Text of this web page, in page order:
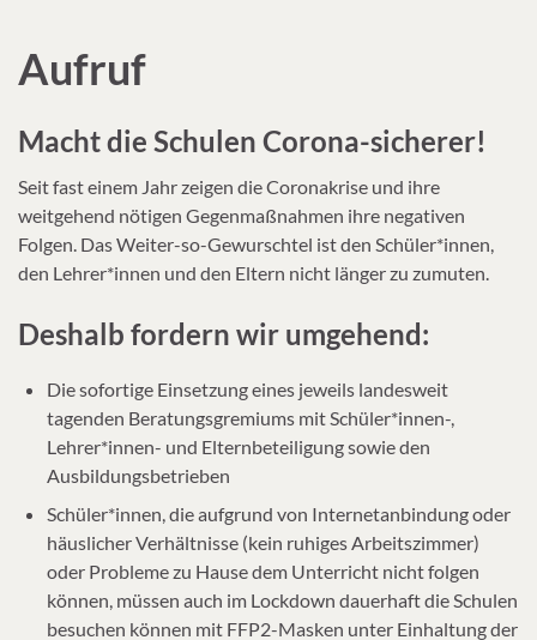
Aufruf
Macht die Schulen Corona-sicherer!
Seit fast einem Jahr zeigen die Coronakrise und ihre
weitgehend nötigen Gegenmaßnahmen ihre negativen
Folgen. Das Weiter-so-Gewurschtel ist den Schüler*innen,
den Lehrer*innen und den Eltern nicht länger zu zumuten.
Deshalb fordern wir umgehend:
Die sofortige Einsetzung eines jeweils landesweit
tagenden Beratungsgremiums mit Schüler*innen-,
Lehrer*innen- und Elternbeteiligung sowie den
Ausbildungsbetrieben
Schüler*innen, die aufgrund von Internetanbindung oder
häuslicher Verhältnisse (kein ruhiges Arbeitszimmer)
oder Probleme zu Hause dem Unterricht nicht folgen
können, müssen auch im Lockdown dauerhaft die Schulen
besuchen können mit FFP2-Masken unter Einhaltung der